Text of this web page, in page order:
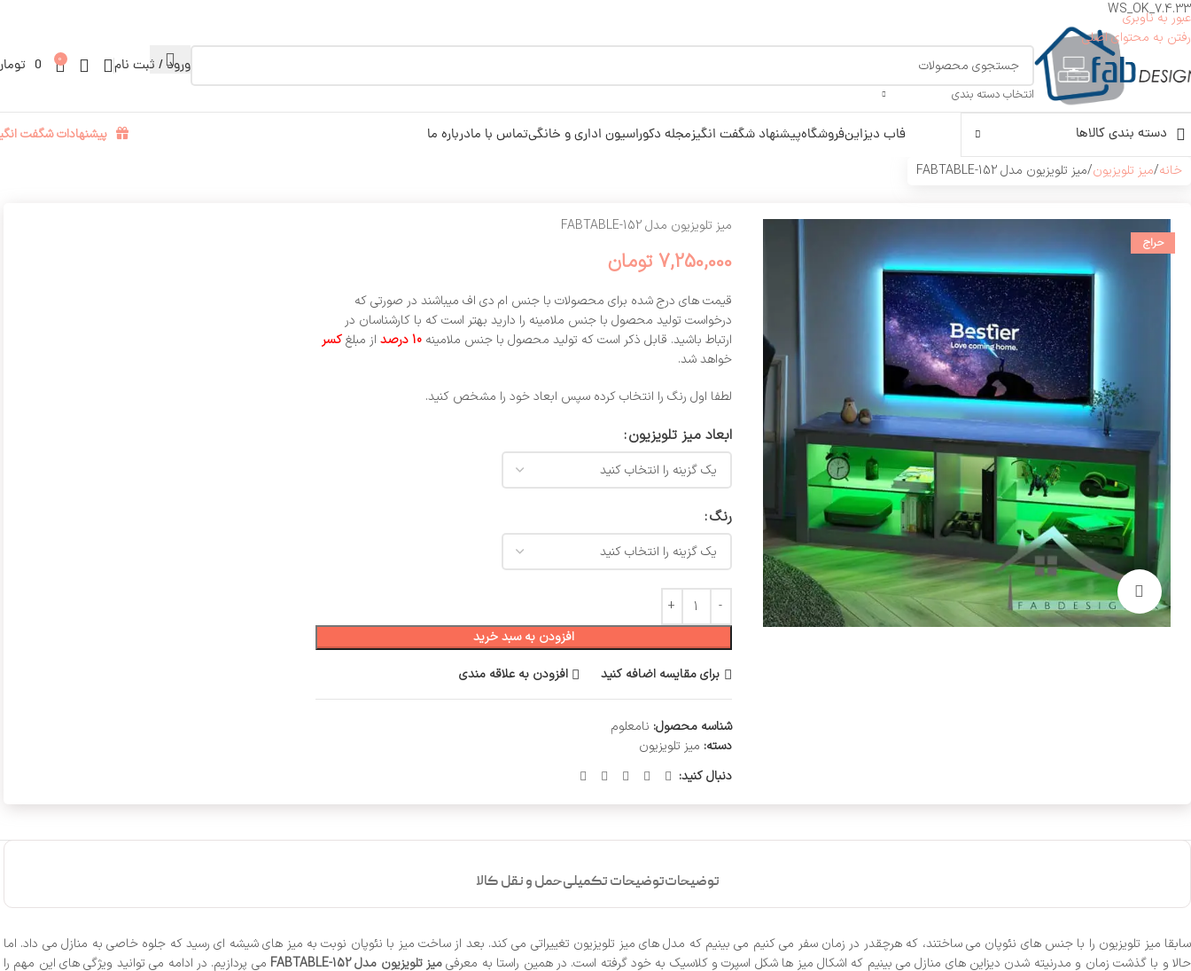
WS_OK_7.4.33
عبور به ناوبری
رفتن به محتوای اصلی
انتخاب دسته بندی
ورود / ثبت نام 0
0
دسته بندی کالاها فاب دیزاینفروشگاهپیشنهاد شگفت انگیزمجله دکوراسیون اداری و خانگیتماس با مادرباره ما
پیشنهادات شگفت
خانه میز تلویزیون میز تلویزیون مدل FABTABLE-152
حراج
بزرگنمایی تصویر
میز تلویزیون مدل FABTABLE-152
7,250,000 تومان
قیمت های درج شده برای محصولات با جنس ام دی اف میباشند در صورتی که
درخواست تولید محصول با جنس ملامینه را دارید بهتر است که با کارشناسان در
ارتباط باشید. قابل ذکر است که تولید محصول با جنس ملامینه10 درصد از مبلغکسر
خواهد شد.
لطفا اول رنگ را انتخاب کرده سپس ابعاد خود را مشخص کنید.
ابعاد میز تلویزیون
رنگ
افزودن به سبد خرید
برای مقایسه اضافه کنید
افزودن به علاقه مندی
شناسه محصول: نامعلوم
دسته: میز تلویزیون
دنبال کنید:
توضیحاتتوضیحات تکمیلیحمل و نقل کالا
سابقا میز تلویزیون را با جنس های نئوپان می ساختند، که هرچقدر در زمان سفر می کنیم می بینیم که مدل های میز تلویزیون تغییراتی می کند. بعد از ساخت میز با نئوپان نوبت به میز های شیشه ای رسید که جلوه خاصی به منازل می داد. اما
حالا و با گذشت زمان و مدرنیته شدن دیزاین های منازل می بینیم که اشکال میز ها شکل اسپرت و کلاسیک به خود گرفته است. در همین راستا به معرفیمیز تلویزیون مدل FABTABLE-152
می پردازیم. در ادامه می توانید ویژگی های این مهم را